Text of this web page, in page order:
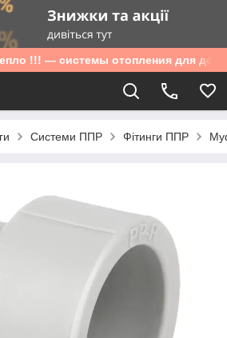
!!! — системы отопления для дома
Системи ППР Фітинги ППР